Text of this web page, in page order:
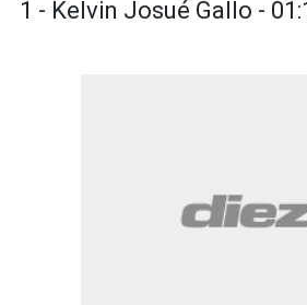
1 - Kelvin Josué Gallo -